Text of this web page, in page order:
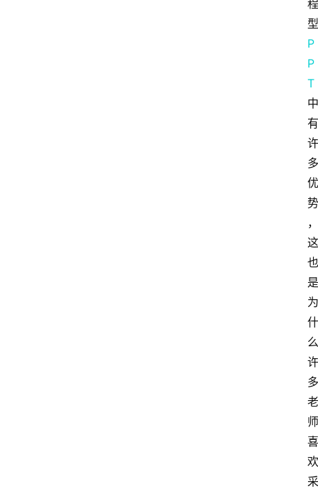
程
型
P
P
T
中
有
许
多
优
势
，
这
也
是
为
什
么
许
多
老
师
喜
欢
采